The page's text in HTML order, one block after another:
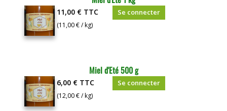
11,00 € TTC
(11,00 € / kg)
Se connecter
Miel d'Eté 500 g
6,00 € TTC
(12,00 € / kg)
Se connecter